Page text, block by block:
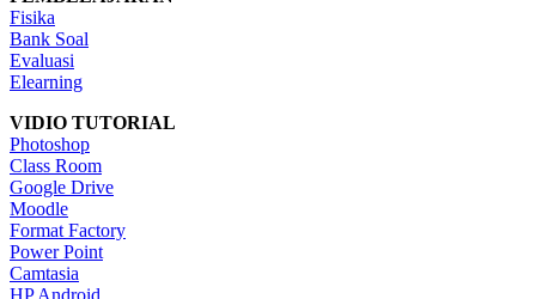
Fisika
Bank Soal
Evaluasi
Elearning
VIDIO TUTORIAL
Photoshop
Class Room
Google Drive
Moodle
Format Factory
Power Point
Camtasia